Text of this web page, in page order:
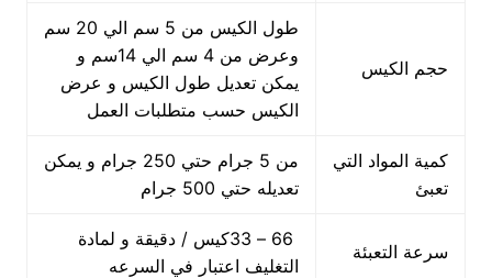
حجم الكيس
طول الكيس من 5 سم الي 20 سم
وعرض من 4 سم الي 14سم و
يمكن تعديل طول الكيس و عرض
الكيس حسب متطلبات العمل
كمية المواد التي
تعبئ
من 5 جرام حتي 250 جرام و يمكن
تعديله حتي 500 جرام
سرعة التعبئة
66 – 33كيس / دقيقة و لمادة
التغليف اعتبار في السرعه